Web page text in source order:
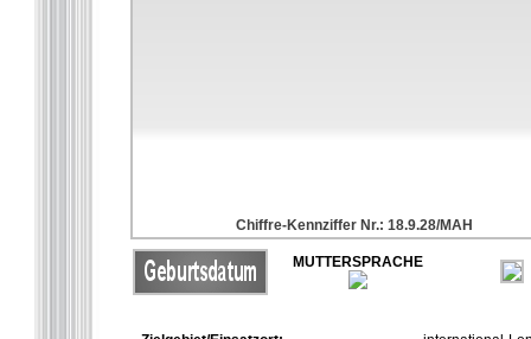
Chiffre-Kennziffer Nr.: 18.9.28/MAH
MUTTERSPRACHE